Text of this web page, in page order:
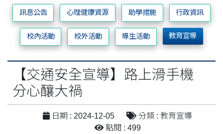
訊息公告 心理健康資源 助學措施 行政資訊
校內活動 校外活動 導生活動 教育宣導
【交通安全宣導】路上滑手機
分心釀大禍
日期 : 2024-12-05
分類 : 教育宣導
點閱 : 499